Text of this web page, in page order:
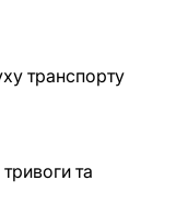
транспорту
та